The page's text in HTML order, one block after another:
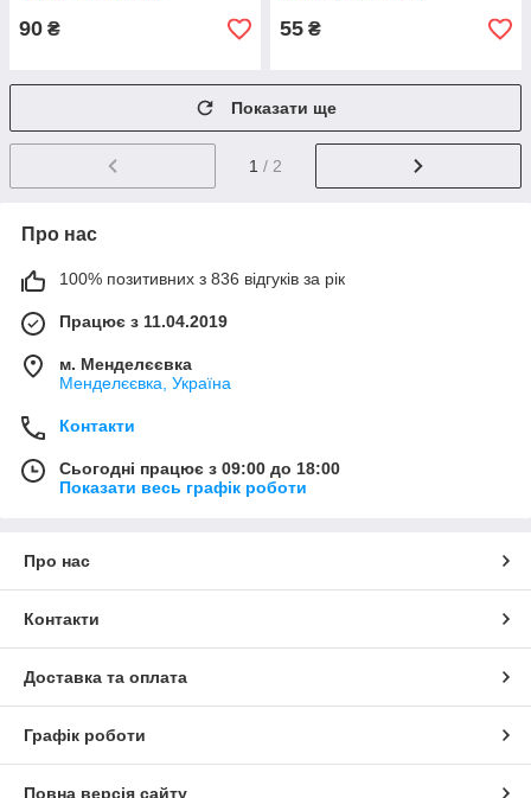
90 ₴ 55 ₴
Показати ще
1 / 2
Про нас
100% позитивних з 836 відгуків за рік
Працює з 11.04.2019
м. Менделєєвка
Менделєєвка, Україна
Контакти
Сьогодні працює з 09:00 до 18:00
Показати весь графік роботи
Про нас
Контакти
Доставка та оплата
Графік роботи
Повна версія сайту